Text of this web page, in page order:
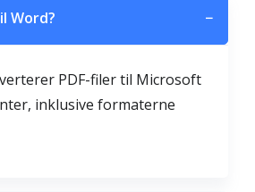
Word? −
PDF-filer til Microsoft
inklusive formaterne